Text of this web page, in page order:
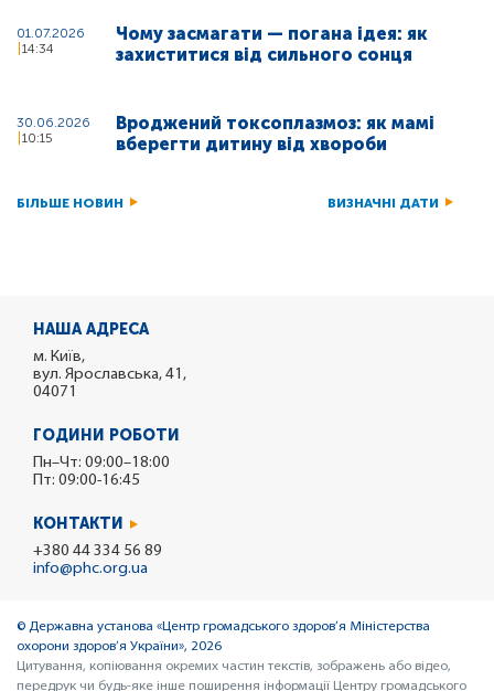
01.07.2026
14:34
Чому засмагати — погана ідея: як
захиститися від сильного сонця
30.06.2026
10:15
Вроджений токсоплазмоз: як мамі
вберегти дитину від хвороби
БІЛЬШЕ НОВИН ВИЗНАЧНІ ДАТИ
НАША АДРЕСА
м. Київ,
вул. Ярославська, 41,
04071
ГОДИНИ РОБОТИ
Пн–Чт: 09:00–18:00
Пт: 09:00-16:45
КОНТАКТИ
+380 44 334 56 89
info@phc.org.ua
© Державна установа «Центр громадського здоров’я Міністерства
охорони здоров’я України», 2026
Цитування, копіювання окремих частин текстів, зображень або відео,
передрук чи будь-яке інше поширення інформації Центру громадського